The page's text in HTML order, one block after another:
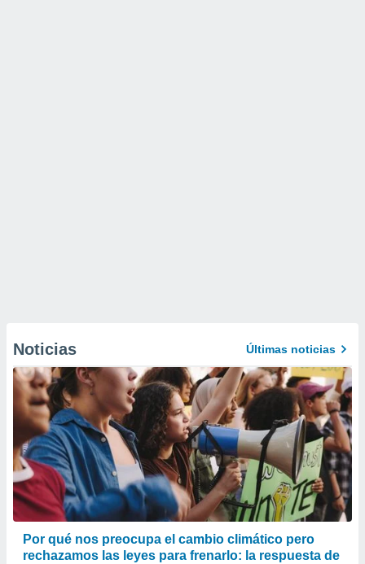
Noticias Últimas noticias
Por qué nos preocupa el cambio climático pero
rechazamos las leyes para frenarlo: la respuesta de